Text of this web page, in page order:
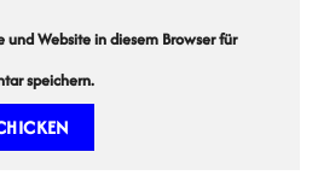
und Website in diesem Browser für
speichern.